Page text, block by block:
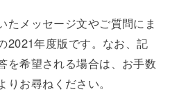
たメッセージ文やご質問にま
2021年度版です。なお、記
を希望される場合は、お手数
りお尋ねください。